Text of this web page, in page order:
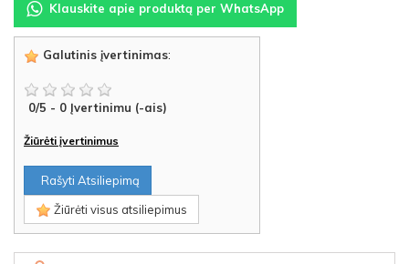
Klauskite apie produktą per WhatsApp
Galutinis įvertinimas:
0/5 - 0 Įvertinimu (-ais)
Žiūrėti įvertinimus
Rašyti Atsiliepimą
Žiūrėti visus atsiliepimus